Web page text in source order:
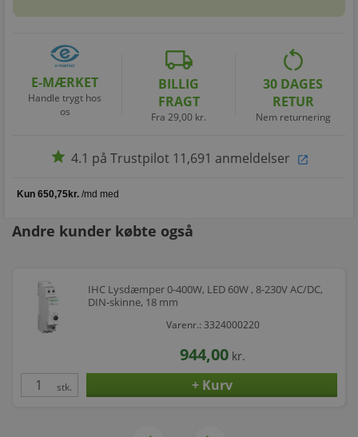
E-MÆRKET
Handle trygt hos
os
local_shipping
BILLIG
FRAGT
Fra 29,00 kr.
restart_alt
30 DAGES
RETUR
Nem returnering
star 4.1 på Trustpilot 11,691 anmeldelser open_in_new
Andre kunder købte også
IHC Lysdæmper 0-400W, LED 60W , 8-230V AC/DC,
DIN-skinne, 18 mm
Varenr.: 3324000220
944,00 kr.
stk.